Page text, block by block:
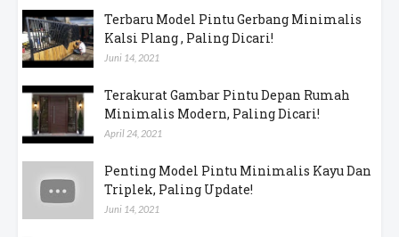
Terbaru Model Pintu Gerbang Minimalis
Kalsi Plang , Paling Dicari!
Juni 14, 2021
Terakurat Gambar Pintu Depan Rumah
Minimalis Modern, Paling Dicari!
April 24, 2021
Penting Model Pintu Minimalis Kayu Dan
Triplek, Paling Update!
Juni 14, 2021